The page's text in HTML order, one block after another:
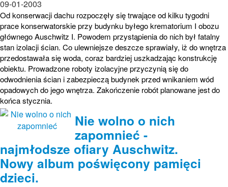
09-01-2003
Od konserwacji dachu rozpoczęły się trwające od kilku tygodni
prace konserwatorskie przy budynku byłego krematorium I obozu
głównego Auschwitz I. Powodem przystąpienia do nich był fatalny
stan izolacji ścian. Co ulewniejsze deszcze sprawiały, iż do wnętrza
przedostawała się woda, coraz bardziej uszkadzając konstrukcję
obiektu. Prowadzone roboty izolacyjne przyczynią się do
odwodnienia ścian i zabezpieczą budynek przed wnikaniem wód
opadowych do jego wnętrza. Zakończenie robót planowane jest do
końca stycznia.
Nie wolno o nich
zapomnieć -
najmłodsze ofiary Auschwitz.
Nowy album poświęcony pamięci
dzieci.